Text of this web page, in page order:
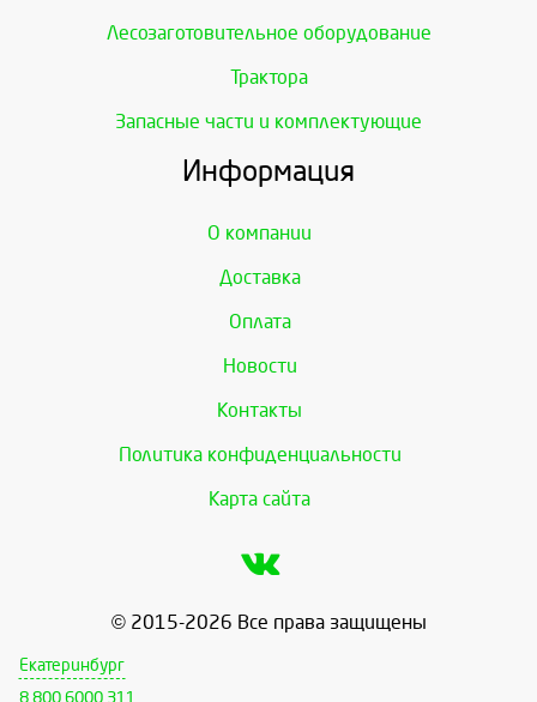
Лесозаготовительное оборудование
Трактора
Запасные части и комплектующие
Информация
О компании
Доставка
Оплата
Новости
Контакты
Политика конфиденциальности
Карта сайта
© 2015-2026 Все права защищены
Екатеринбург
8 800 6000 311